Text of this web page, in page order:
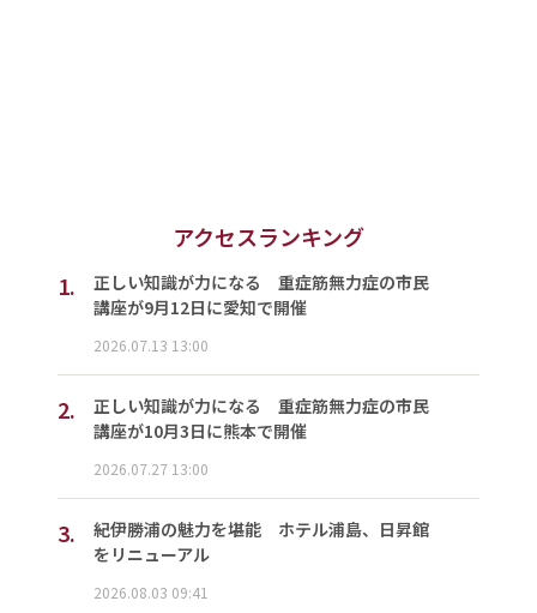
アクセスランキング
1.
正しい知識が力になる 重症筋無力症の市民
講座が9月12日に愛知で開催
2026.07.13 13:00
2.
正しい知識が力になる 重症筋無力症の市民
講座が10月3日に熊本で開催
2026.07.27 13:00
3.
紀伊勝浦の魅力を堪能 ホテル浦島、日昇館
をリニューアル
2026.08.03 09:41